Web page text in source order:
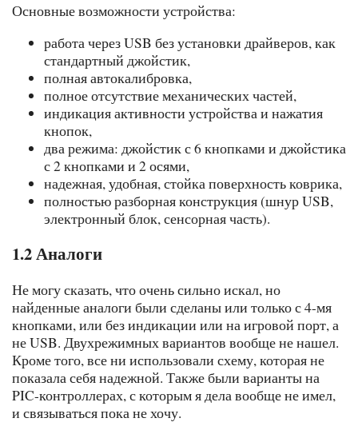
Основные возможности устройства:
работа через USB без установки драйверов, как
стандартный джойстик,
полная автокалибровка,
полное отсутствие механических частей,
индикация активности устройства и нажатия
кнопок,
два режима: джойстик с 6 кнопками и джойстика
с 2 кнопками и 2 осями,
надежная, удобная, стойка поверхность коврика,
полностью разборная конструкция (шнур USB,
электронный блок, сенсорная часть).
1.2 Аналоги
Не могу сказать, что очень сильно искал, но
найденные аналоги были сделаны или только с 4-мя
кнопками, или без индикации или на игровой порт, а
не USB. Двухрежимных вариантов вообще не нашел.
Кроме того, все ни использовали схему, которая не
показала себя надежной. Также были варианты на
PIC-контроллерах, с которым я дела вообще не имел,
и связываться пока не хочу.